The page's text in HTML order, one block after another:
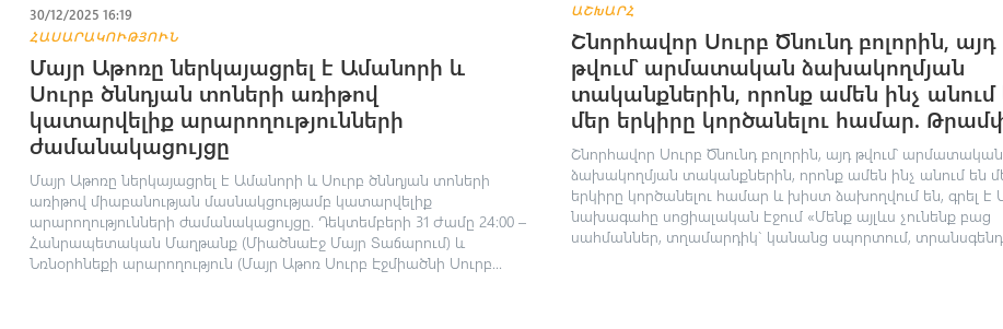
30/12/2025 16:19
ՀԱՍԱՐԱԿՈՒԹՅՈՒՆ
Մայր Աթոռը ներկայացրել է Ամանորի և
Սուրբ ծննդյան տոների առիթով
կատարվելիք արարողությունների
ժամանակացույցը
Մայր Աթոռը ներկայացրել է Ամանորի և Սուրբ ծննդյան տոների
առիթով միաբանության մասնակցությամբ կատարվելիք
արարողությունների ժամանակացույցը. Դեկտեմբերի 31 Ժամը 24։00 –
Հանրապետական Մաղթանք (Միածնաէջ Մայր Տաճարում) և
Նռնօրհնեքի արարողություն (Մայր Աթոռ Սուրբ Էջմիածնի Սուրբ...
ԱՇԽԱՐՀ
Շնորհավոր Սուրբ Ծնունդ բոլորին, այդ
թվում՝ արմատական ձախակողմյան
տականքներին, որոնք ամեն ինչ անում
մեր երկիրը կործանելու համար.
Շնորհավոր Սուրբ Ծնունդ բոլորին, այդ թվում՝ արմատական
ձախակողմյան տականքներին, որոնք ամեն ինչ անում են
երկիրը կործանելու համար և խիստ ձախողվում են, գրել է
նախագահը սոցիալական էջում «Մենք այլևս չունենք բաց
սահմաններ, տղամարդիկ` կանանց սպորտում,